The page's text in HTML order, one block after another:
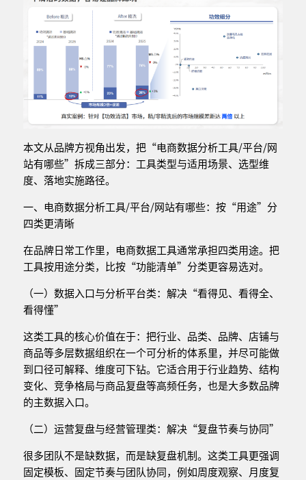
本文从品牌方视角出发，把“电商数据分析工具/平台/网
站有哪些”拆成三部分：工具类型与适用场景、选型维
度、落地实施路径。
一、电商数据分析工具/平台/网站有哪些：按“用途”分
四类更清晰
在品牌日常工作里，电商数据工具通常承担四类用途。把
工具按用途分类，比按“功能清单”分类更容易选对。
（一）数据入口与分析平台类：解决“看得见、看得全、
看得懂”
这类工具的核心价值在于：把行业、品类、品牌、店铺与
商品等多层数据组织在一个可分析的体系里，并尽可能做
到口径可解释、维度可下钻。它适合用于行业趋势、结构
变化、竞争格局与商品复盘等高频任务，也是大多数品牌
的主数据入口。
（二）运营复盘与经营管理类：解决“复盘节奏与协同”
很多团队不是缺数据，而是缺复盘机制。这类工具更强调
固定模板、固定节奏与团队协同，例如周度观察、月度复